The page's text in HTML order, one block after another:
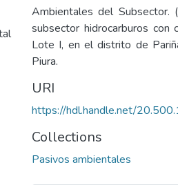
Ambientales del Subsector.
subsector hidrocarburos
Lote I, en el distrito de
Piura.
URI
https://hdl.handle.net/
Collections
Pasivos ambientales